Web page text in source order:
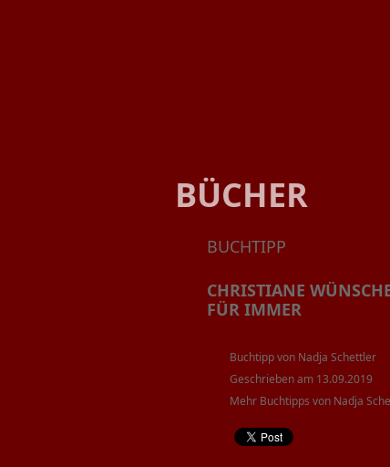
BÜCHER
BUCHTIPP
CHRISTIANE
FÜR IMMER
Buchtipp von Nadja Schettler
Geschrieben am 13.09.2019
Mehr Buchtipps von Nadja